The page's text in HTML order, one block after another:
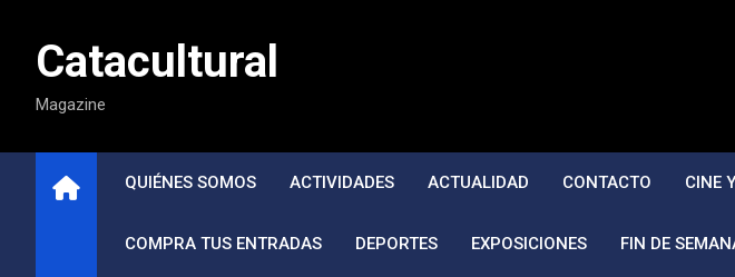
contenidoCatacultural
Magazine
QUIÉNES SOMOS ACTIVIDADES ACTUALIDAD CONTACTO CINE
COMPRA TUS ENTRADAS DEPORTES EXPOSICIONES FIN DE